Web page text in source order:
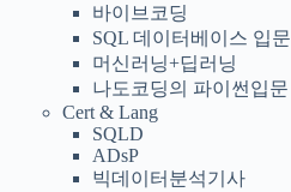
바이브코딩
SQL 데이터베이스 입문
머신러닝+딥러닝
나도코딩의 파이썬입문
Cert & Lang
SQLD
ADsP
빅데이터분석기사